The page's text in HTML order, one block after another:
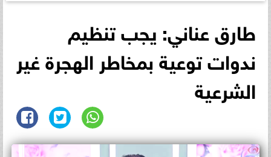
طارق عناني: يجب تنظيم
ندوات توعية بمخاطر الهجرة غير
الشرعية